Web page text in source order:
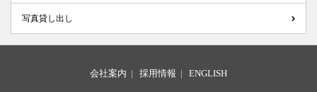
写真貸し出し
会社案内 | 採用情報 | ENGLISH